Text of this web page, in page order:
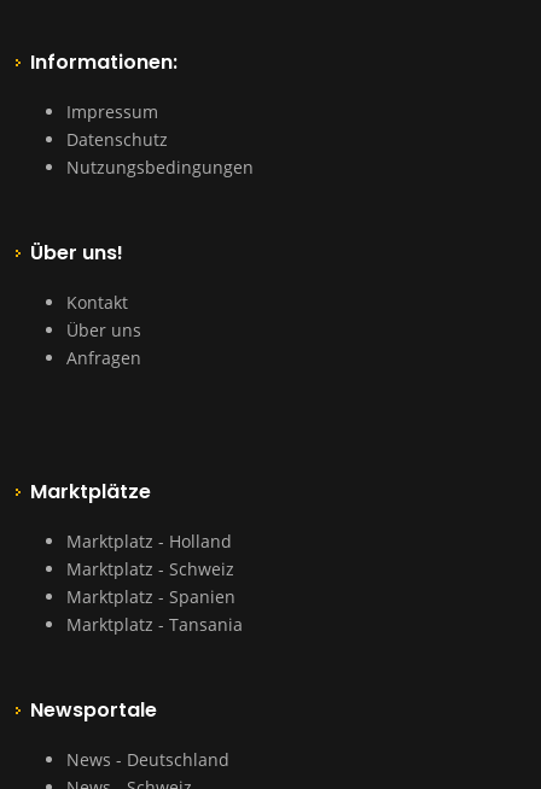
Informationen:
Impressum
Datenschutz
Nutzungsbedingungen
Über uns!
Kontakt
Über uns
Anfragen
Marktplätze
Marktplatz - Holland
Marktplatz - Schweiz
Marktplatz - Spanien
Marktplatz - Tansania
Newsportale
News - Deutschland